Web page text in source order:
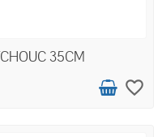
35CM
favorite_border